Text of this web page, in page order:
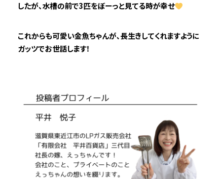
したが、水槽の前で3匹をぼーっと見てる時が幸せ
これからも可愛い金魚ちゃんが、長生きしてくれますように
ガッツでお世話します！